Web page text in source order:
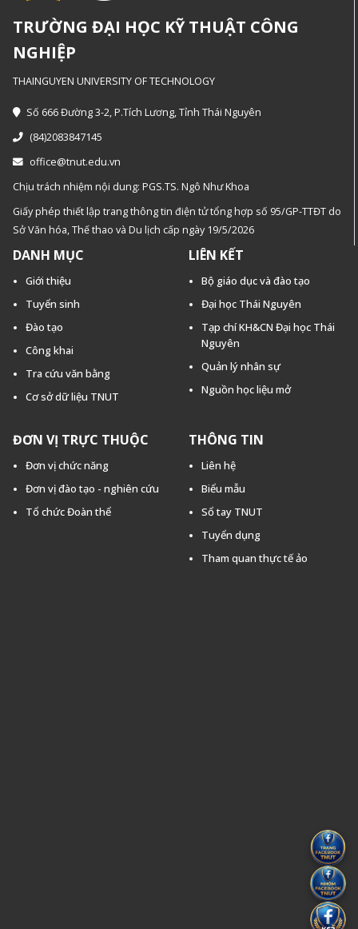
TRƯỜNG ĐẠI HỌC KỸ THUẬT CÔNG
NGHIỆP
THAINGUYEN UNIVERSITY OF TECHNOLOGY
Số 666 Đường 3-2, P.Tích Lương, Tỉnh Thái Nguyên
(84)2083847145
office@tnut.edu.vn
Chịu trách nhiệm nội dung: PGS.TS. Ngô Như Khoa
Giấy phép thiết lập trang thông tin điện tử tổng hợp số 95/GP-TTĐT do
Sở Văn hóa, Thế thao và Du lịch cấp ngày 19/5/2026
DANH MỤC
Giới thiệu
Tuyển sinh
Đào tạo
Công khai
Tra cứu văn bằng
Cơ sở dữ liệu TNUT
LIÊN KẾT
Bộ giáo dục và đào tạo
Đại học Thái Nguyên
Tạp chí KH&CN Đại học Thái
Nguyên
Quản lý nhân sự
Nguồn học liệu mở
ĐƠN VỊ TRỰC THUỘC
Đơn vị chức năng
Đơn vị đào tạo - nghiên cứu
Tổ chức Đoàn thể
THÔNG TIN
Liên hệ
Biểu mẫu
Sổ tay TNUT
Tuyển dụng
Tham quan thực tế ảo